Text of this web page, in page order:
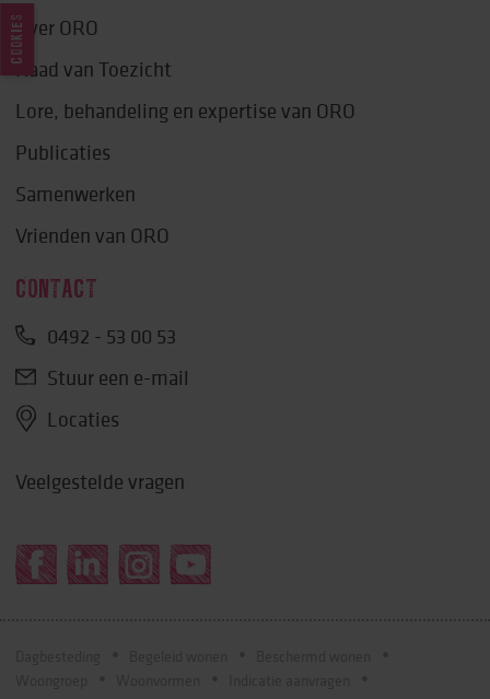
Over ORO
Raad van Toezicht
Lore, behandeling en expertise van ORO
Publicaties
Samenwerken
Vrienden van ORO
CONTACT
0492 - 53 00 53
Stuur een e-mail
Locaties
Veelgestelde vragen
COOKIES